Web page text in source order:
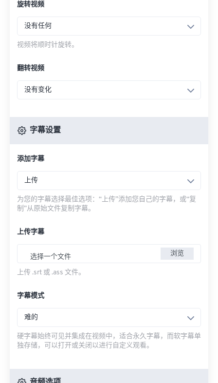
旋转视频
没有任何
视频将顺时针旋转。
翻转视频
没有变化
字幕设置
添加字幕
上传
为您的字幕选择最佳选项：“上传”添加您自己的字幕，或“复
制”从原始文件复制字幕。
上传字幕
选择一个文件 浏览
上传 .srt 或 .ass 文件。
字幕模式
难的
硬字幕始终可见并集成在视频中，适合永久字幕，而软字幕单
独存储，可以打开或关闭以进行自定义观看。